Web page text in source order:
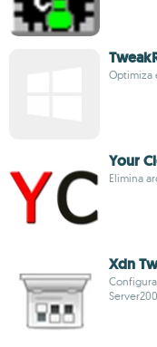
Optimiza
Your
Elimina
Xdn